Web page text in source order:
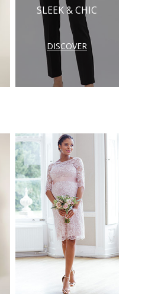
SLEEK & CHIC
DISCOVER